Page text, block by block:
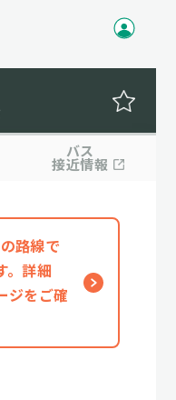
バス
接近情報
路線で
。詳細
ジをご確